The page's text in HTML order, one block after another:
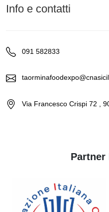
Info e contatti
091 582833
Via Francesco Crispi 72 ,
Partner